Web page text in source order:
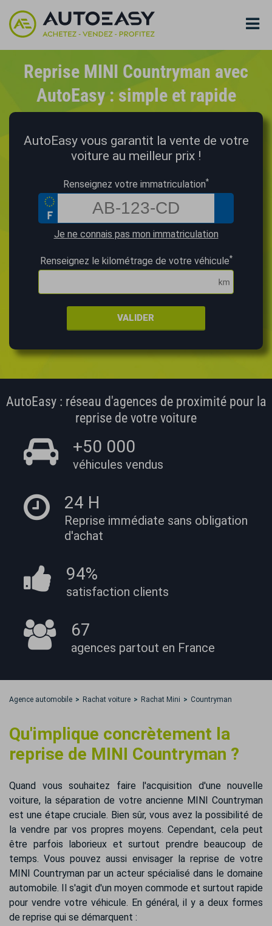
Reprise MINI Countryman avec
AutoEasy : simple et rapide
AutoEasy vous garantit la vente de votre
voiture au meilleur prix !
Renseignez votre immatriculation*
Je ne connais pas mon immatriculation
Renseignez le kilométrage de votre véhicule*
VALIDER
AutoEasy : réseau d'agences de proximité pour la
reprise de votre voiture
+50 000
véhicules vendus
24 H
Reprise immédiate sans obligation
d'achat
94%
satisfaction clients
67
agences partout en France
Agence automobile Rachat voiture Rachat Mini Countryman
Qu'implique concrètement la
reprise de MINI Countryman ?
Quand vous souhaitez faire l'acquisition d'une nouvelle
voiture, la séparation de votre ancienne MINI Countryman
est une étape cruciale. Bien sûr, vous avez la possibilité de
la vendre par vos propres moyens. Cependant, cela peut
être parfois laborieux et surtout prendre beaucoup de
temps. Vous pouvez aussi envisager la reprise de votre
MINI Countryman par un acteur spécialisé dans le domaine
automobile. Il s'agit d'un moyen commode et surtout rapide
pour vendre votre véhicule. En général, il y a deux formes
de reprise qui se démarquent :